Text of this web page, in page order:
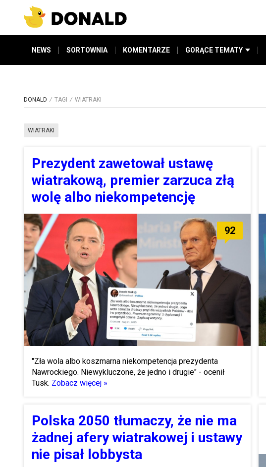
NEWS SORTOWNIA KOMENTARZE GORĄCE TEMATY
DONALD TAGI WIATRAKI
WIATRAKI
Prezydent zawetował ustawę
wiatrakową, premier zarzuca złą
wolę albo niekompetencję
92
"Zła wola albo koszmarna niekompetencja prezydenta
Nawrockiego. Niewykluczone, że jedno i drugie" - ocenił
Tusk. Zobacz więcej »
Polska 2050 tłumaczy, że nie ma
żadnej afery wiatrakowej i ustawy
nie pisał lobbysta